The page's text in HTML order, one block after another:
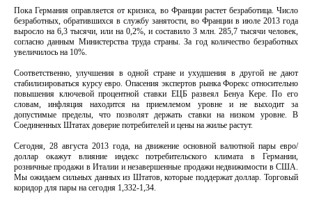
Пока Германия оправляется от кризиса, во Франции растет безработица. Число
безработных, обратившихся в службу занятости, во Франции в июле 2013 года
выросло на 6,3 тысячи, или на 0,2%, и составило 3 млн. 285,7 тысячи человек,
согласно данным Министерства труда страны. За год количество безработных
увеличилось на 10%.
Соответственно, улучшения в одной стране и ухудшения в другой не дают
стабилизироваться курсу евро. Опасения экспертов рынка Форекс относительно
повышения ключевой процентной ставки ЕЦБ развеял Бенуа Кере. По его
словам, инфляция находится на приемлемом уровне и не выходит за
допустимые пределы, что позволят держать ставки на низком уровне. В
Соединенных Штатах доверие потребителей и цены на жилье растут.
Сегодня, 28 августа 2013 года, на движение основной валютной пары евро/
доллар окажут влияние индекс потребительского климата в Германии,
розничные продажи в Италии и незавершенные продажи недвижимости в США.
Мы ожидаем сильных данных из Штатов, которые поддержат доллар. Торговый
коридор для пары на сегодня 1,332-1,34.